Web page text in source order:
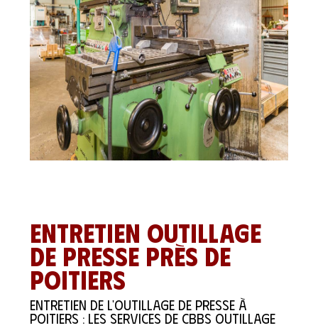
Entretien outillage
de presse près de
Poitiers
Entretien de l'outillage de presse à
Poitiers : Les services de CBBS Outillage